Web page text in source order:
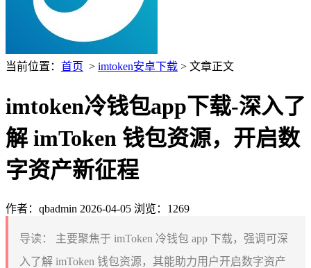
当前位置： 首页 > imtoken安卓下载 > 文章正文
imtoken冷钱包app下载-深入了
解 imToken 钱包资源，开启数
字资产新征程
作者：qbadmin 2026-04-05 浏览：1269
导读：
主要聚焦于 imToken 冷钱包 app 下载，强调可深
入了解 imToken 钱包资源，其能助力用户开启数字资产